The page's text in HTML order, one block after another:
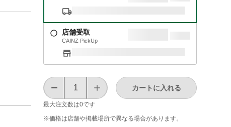
店舗受取
CAINZ PickUp
最大注文数は0です
カートに入れる
※価格は​店舗や​掲載場所で​異なる​場合が​あります。